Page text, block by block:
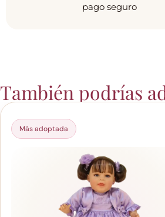
pago seguro
También podrías
Más adoptada